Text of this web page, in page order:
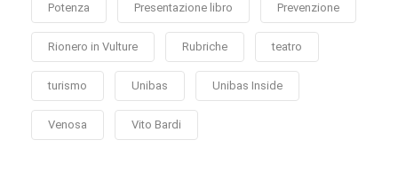
Potenza Presentazione libro Prevenzione
Rionero in Vulture Rubriche teatro
turismo Unibas Unibas Inside
Venosa Vito Bardi